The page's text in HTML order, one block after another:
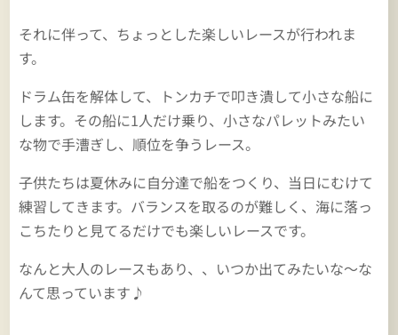
それに伴って、ちょっとした楽しいレースが行われま
す。
ドラム缶を解体して、トンカチで叩き潰して小さな船に
します。その船に1人だけ乗り、小さなパレットみたい
な物で手漕ぎし、順位を争うレース。
子供たちは夏休みに自分達で船をつくり、当日にむけて
練習してきます。バランスを取るのが難しく、海に落っ
こちたりと見てるだけでも楽しいレースです。
なんと大人のレースもあり、、いつか出てみたいな～な
んて思っています♪